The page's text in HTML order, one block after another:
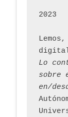
2023
Lo
sobre
en/